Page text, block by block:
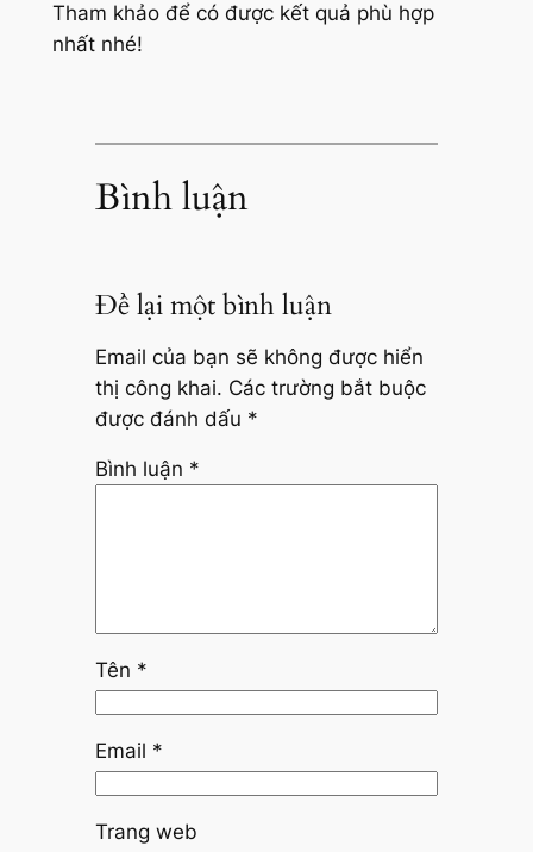
Tham khảo để có được kết quả phù hợp
nhất nhé!
Bình luận
Để lại một bình luận
Email của bạn sẽ không được hiển
thị công khai. Các trường bắt buộc
được đánh dấu *
Bình luận *
Tên *
Email *
Trang web